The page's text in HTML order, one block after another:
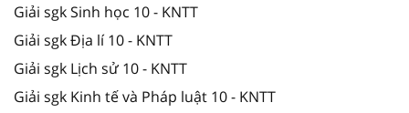
Giải sgk Sinh học 10 - KNTT
Giải sgk Địa lí 10 - KNTT
Giải sgk Lịch sử 10 - KNTT
Giải sgk Kinh tế và Pháp luật 10 - KNTT